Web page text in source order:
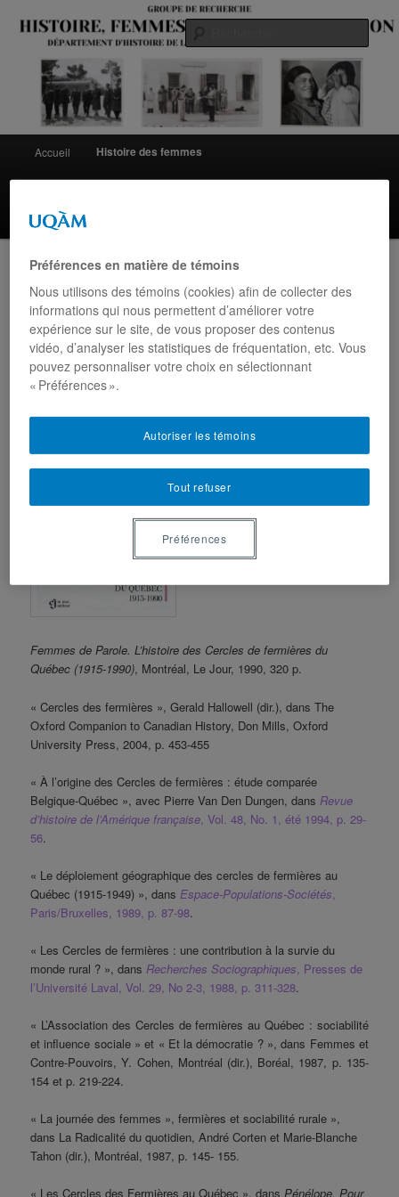
principal
Accueil Histoire des femmes
Colloques
Cercle des fermières
Toutes les ressources sont rédigées par Yolande Cohen, sauf
indication contraire.
Femmes de Parole. L’histoire des Cercles de fermières du
Québec (1915-1990), Montréal, Le Jour, 1990, 320 p.
« Cercles des fermières », Gerald Hallowell (dir.), dans The
Oxford Companion to Canadian History, Don Mills, Oxford
University Press, 2004, p. 453-455
« À l’origine des Cercles de fermières : étude comparée
Belgique-Québec », avec Pierre Van Den Dungen, dans Revue
d’histoire de l’Amérique française , Vol. 48, No. 1, été 1994, p. 29-
56.
« Le déploiement géographique des cercles de fermières au
Québec (1915-1949) », dans Espace-Populations-Sociétés
Paris/Bruxelles, 1989, p. 87-98.
« Les Cercles de fermières : une contribution à la survie du
monde rural ? », dansRecherches Sociographiques, Presses de
l’Université Laval, Vol. 29, No 2-3, 1988, p. 311-328.
« L’Association des Cercles de fermières au Québec : sociabilité
et influence sociale » et « Et la démocratie ? », dans Femmes et
Contre-Pouvoirs, Y. Cohen, Montréal (dir.), Boréal, 1987, p. 135-
154 et p. 219-224.
« La journée des femmes », fermières et sociabilité rurale »,
dans La Radicalité du quotidien, André Corten et Marie-Blanche
Tahon (dir.), Montréal, 1987, p. 145- 155.
« Les Cercles des Fermières au Québec », dans Pénélope. Pour
Préférences en matière de témoins
Nous utilisons des témoins (cookies) afin de collecter des
informations qui nous permettent d’améliorer votre
expérience sur le site, de vous proposer des contenus
vidéo, d’analyser les statistiques de fréquentation, etc. Vous
pouvez personnaliser votre choix en sélectionnant
« Préférences ».
Tout refuser
Autoriser les témoins
Préférences